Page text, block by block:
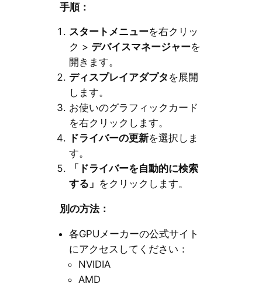
手順：
スタートメニューを右クリッ
ク > デバイスマネージャーを
開きます。
ディスプレイアダプタ を展開
します。
お使いのグラフィックカード
を右クリックします。
ドライバーの更新を選択しま
す。
「ドライバーを自動的に検索
する」 をクリックします。
別の方法：
各GPUメーカーの公式サイト
にアクセスしてください：
NVIDIA
AMD